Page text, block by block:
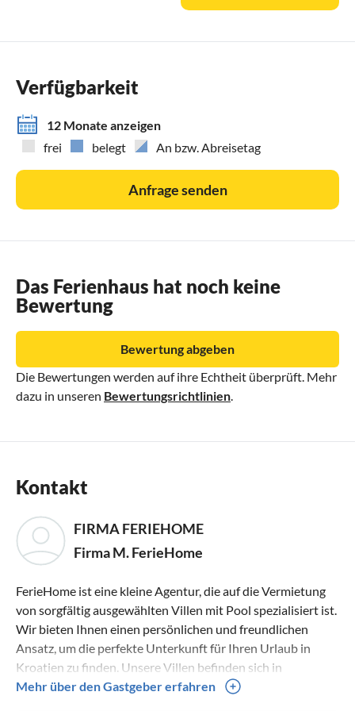
Verfügbarkeit
12 Monate anzeigen
frei
belegt An bzw. Abreisetag
Anfrage senden
Das Ferienhaus hat noch keine
Bewertung
Die Bewertungen werden auf ihre Echtheit überprüft. Mehr
dazu in unseren Bewertungsrichtlinien
Bewertung abgeben
Kontakt
FIRMA FERIEHOME
Firma M. FerieHome
FerieHome ist eine kleine Agentur, die auf die Vermietung
von sorgfältig ausgewählten Villen mit Pool spezialisiert ist.
Wir bieten Ihnen einen persönlichen und freundlichen
Ansatz, um die perfekte Unterkunft für Ihren Urlaub in
Kroatien zu finden. Unsere Villen befinden sich in
Mitteldalmatien, die beliebteste und schönste kroatische
Mehr über den Gastgeber erfahren